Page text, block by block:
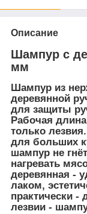
Описание
Шампур с
мм
Шампур из
деревянной
для защиты
Рабочая
только
для больших
шампур не
нагревать
деревянная -
лаком,
практически -
лезвии -